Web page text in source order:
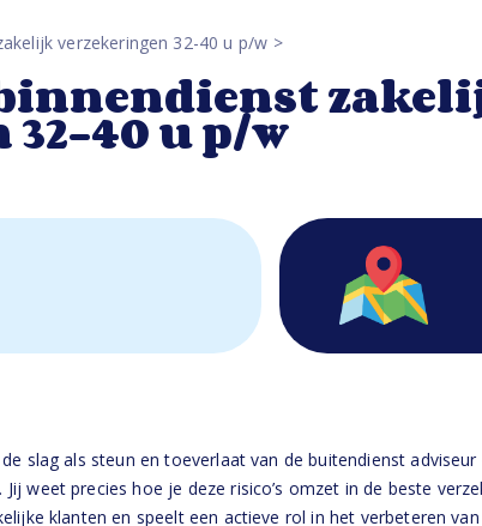
verzekeringen 32-40 u p/w
40 u p/w
slag als steun en toeverlaat van de buitendienst
weet precies hoe je deze risico’s omzet in de beste
klanten en speelt een actieve rol in het verbeteren